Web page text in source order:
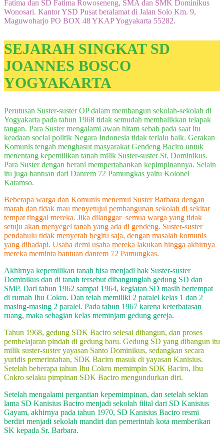
Fatima dan SD Fatima Rowoseneng, SMA dan SMK Dominikus
Wonosari. Kantor YSD Pusat beralamat di Jalan Solo Km. 9,
Maguwoharjo PO BOX 48 YKAP Yogyakarta 55282.
SEJARAH SINGKAT SD
JOANNES BOSCO
YOGYAKARTA
Perutusan Suster-suster OP dalam membangun sekolah-sekolah di
Yogyakarta pada tahun 1968 tidak semudah membalikkan telapak
tangan. Para Suster mengalami awan hitam sebab pada saat itu
keadaan social politik Negara Indonesia tidak terlalu baik. Gerakan
Komunis tengah menghasut masyarakat Gendeng Baciro untuk
menentang kepemilikan tanah milik Suster-suster St. Dominikus.
Para Suster dengan berani mempertahankan kepimpinannya. Selain
itu juga bantuan dari Danrem 72 Pamungkas yaitu Kolonel
Katamso.
Beberapa warga dan Komunis menemui Suster Barbara dengan
marah dan tidak mau menyetujui pembangunan sekolah di sekitar
tempat tinggal mereka. Jika dilanggar semua warga yang tidak
setuju akan menyegel tanah yang ada di gendeng. Suster-suster
pendahulu tidak menyerah begitu saja, dengan masalah komunis
yang dihadapi. Usaha demi usaha mereka lakukan hingga akhirnya
mereka meminta bantuan danrem 72 Pamungkas.
Akhirnya kepemilikan tanah bisa menjadi hak Suster-suster
Dominikus dan di tanah tersebut dibangunglah gedung SD dan
SMP. Dari tahun 1962 sampai 1964, kegiatan SD masih bertempat
di rumah Ibu Cokro. Dan telah memiliki 2 paralel kelas 1 dan 2
masing-masing 2 paralel. Pada tahun 1967 karena keterbatasan
ruang, maka sebagian kelas meminjam gedung gereja.
Tahun 1968, gedung SDK Baciro selesai dibangun, dan proses
pembelajaran pindah di gedung baru. Gedung SD yang dibangun itu
milik suster-suster yayasan Santo Dominikus, sedangkan secara
yuridis pemerintahan, SDK Baciro masuk di yayasan Kanisius.
Setelah beberapa tahun Ibu Cokro memimpin SDK Baciro, Ibu
Cokro selaku pimpinan SDK Baciro mengundurkan diri.
Setelah mengalami pergantian kepemimpinan, dan setelah sekian
lama SD Kanisius Baciro menjadi sekolah filial dari SD Kanisius
Gayam, akhirnya pada tahun 1970, SD Kanisius Baciro resmi
berdiri menjadi sekolah mandiri dan pemerintah kota memberikan
SK kepada Sr. Barbara.